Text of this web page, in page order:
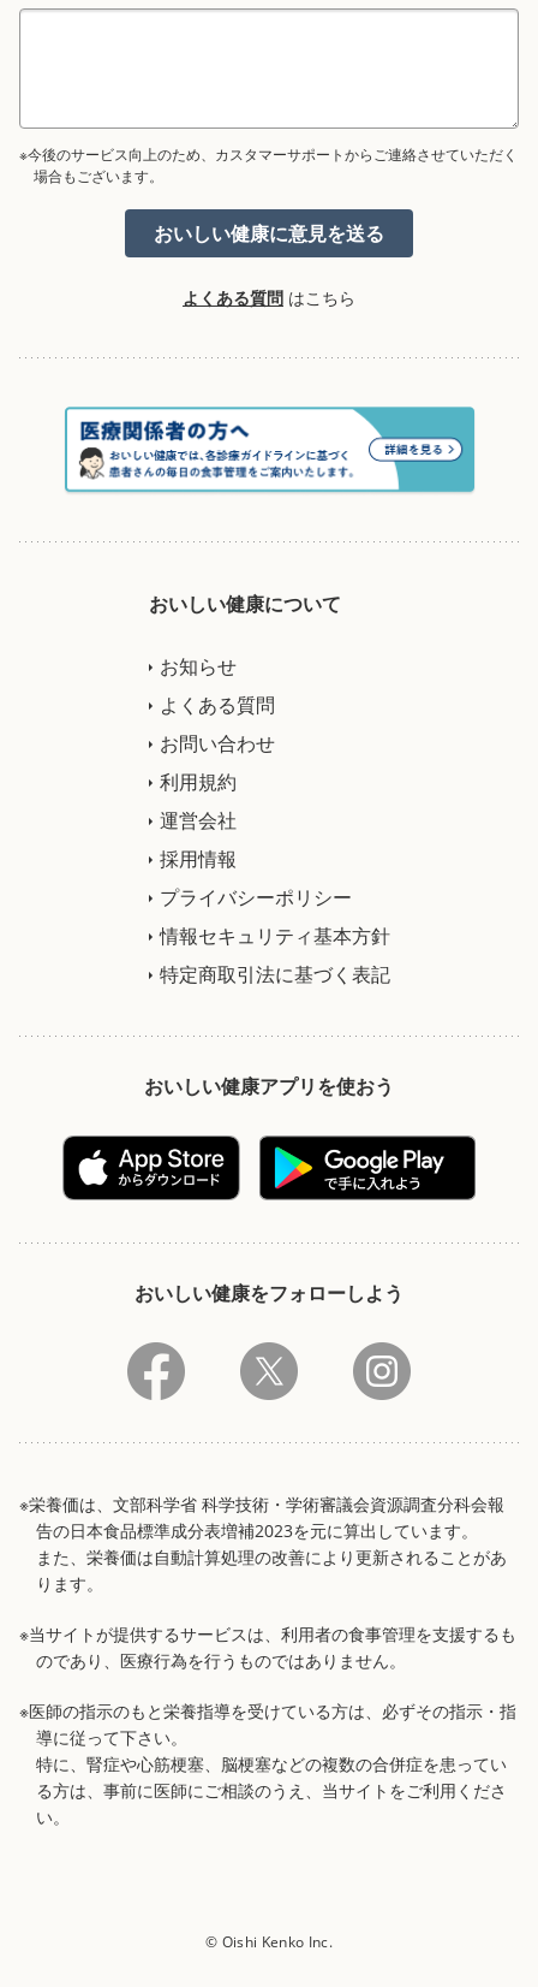
※今後のサービス向上のため、カスタマーサポートからご連絡させていただく
場合もございます。
よくある質問 はこちら
おいしい健康について
お知らせ
よくある質問
お問い合わせ
利用規約
運営会社
採用情報
プライバシーポリシー
情報セキュリティ基本方針
特定商取引法に基づく表記
おいしい健康アプリを使おう
おいしい健康をフォローしよう
※栄養価は、文部科学省 科学技術・学術審議会資源調査分科会報
告の日本食品標準成分表増補2023を元に算出しています。
また、栄養価は自動計算処理の改善により更新されることがあ
ります。
※当サイトが提供するサービスは、利用者の食事管理を支援するも
のであり、医療行為を行うものではありません。
※医師の指示のもと栄養指導を受けている方は、必ずその指示・指
導に従って下さい。
特に、腎症や心筋梗塞、脳梗塞などの複数の合併症を患ってい
る方は、事前に医師にご相談のうえ、当サイトをご利用くださ
い。
© Oishi Kenko Inc.